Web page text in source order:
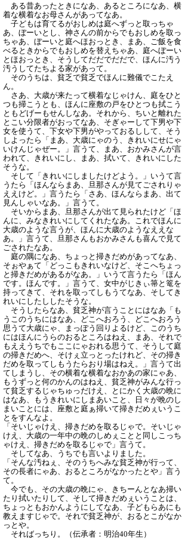
ある昔あったときになあ、あるところになあ、横
着な横着なお母さんがあってなあ。
子どもは育てるがおしめは庭へずっと取っちゃ
あ、ぼーいとし、神さんの前からでもおしめを取っ
ちゃあ、ぼーいと庭へほおっとき、まあ、ご飯を食
べるときからでもおしめを替えちゃあ、庭へぼーい
とほおっとき、そうしてだだでだだで、ほんに汚う
汚うしてたちよる家があって。
そのうちは、貧乏で貧乏でほんに難儀でこたえ
ん。
さあ、大歳が来たって横着なじゃけん、庭をひと
つも掃こうとも、ほんに座敷の戸をひとつも拭こう
ともどげーもせんしなあ。それから、ちいと離れた
とこい分限者がおってなあ、そぎゃーして下男や下
女を使うて、下女や下男がやっておるしして、そう
しよったら「まあ、大歳にゃのう、きれいにせにゃ
いけんじゃぜー。」言うて、まあ、おかみさんが言
われて、きれいにし、まあ、拭いて、きれいにした
そうな。
そして「きれいにしましたけどよう。」いうて言
うたら「ほんならまあ、旦那さんが見てごされりゃ
ええけど。」言うたら「さあ、ほんならまあ、出て
見んしゃいなあ。」言うて。
そいからまあ、旦那さんが出て見られたけど「ほ
んに、みなきれいにしてくれたなあ。これでほんに
大歳のような言うが、ほんに大歳のようなええな
あ。」言うて、旦那さんもおかみさんも喜んで見て
ごされたなあ。
庭の隅になあ、ちょっと掃きだめがあってなあ、
そぉやぁて「どっこもきれいなけど、そこへちょっ
と掃きだめがあるがなあ。」いうて言うたら「ほん
です。ほんです。」言うて、女中がじきぃ箒と篭を
持ってきて、それを取ってしもうてなあ、そしてき
れいにしたししたそうな。
そうしたらなあ、貧乏神が言うことにはなあ「も
うこのうちにはなあ、どこへおろう、どこへおろう
思うて大歳にゃ、まっぽう回りよるけど、このうち
にはほんにうらのおるところはねえ、まあ、それで
もええうちでもここにゃおれる思うて、そうして庭
の掃きだめへ、そけぇ立っとったけれど、その掃き
だめを取ってしもうたらおり場はねえ。」言うて出
てしまうし、その横着な横着なおかあの家にゃあ、
もうずっと何のかんのはねえ、貧乏神がみんな行っ
て貧乏するじゃちゅっだけえ、とにかく大歳の晩に
はなあ、もうきれいにしまあいこと、日々が晩のし
まいことには、座敷と庭ぁ掃いて掃きだめぇいうこ
とをすんなよ。
「そいじゃけえ、掃きだめを取るじゃで。そいじゃ
けえ、大歳の一年中の晩のしめぇことと同しこっち
ゃけえ、掃きだめを取るじゃで」言うて。
そしてなあ、うちでも言いよりました。
「そんな汚ねぇ、そのうちへみな貧乏神が行って、
その長者にゃあ、おるところがなかったとや」言う
て。
今でも、その大歳の晩にゃ、きちーんとなあ掃い
たり拭いたりして、そして掃きだめぇいうことは、
ちょっともおかんようにしてなあ、子どもらあにも
教えますじゃで。それで貧乏神が、おるとこがなか
っとや。
そればっちり。
（伝承者：明治40年生）